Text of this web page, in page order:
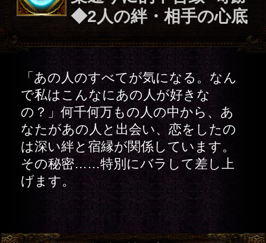
その秘密……特別にバラして差し上
げます。
御解答項目
あなたとのご縁に感謝してお
ります。もしあなたが幸せを
望むなら素直に私がお伝えす
る事を受け止めてください
【表の数】あなたの外向きの
顔と、社会性
【裏の数】あなたの思考の根
源と、恋愛観
あなたの今の運勢バランス